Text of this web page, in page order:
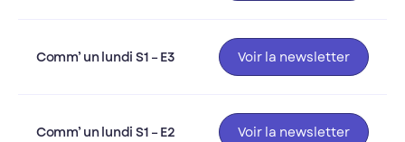
Comm’ un lundi S1 – E3 Voir la newsletter
Comm’ un lundi S1 – E2 Voir la newsletter